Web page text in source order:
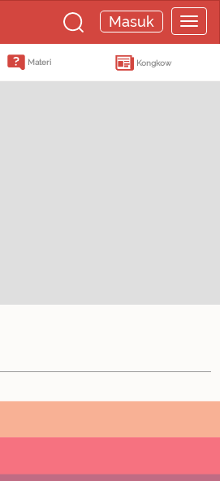
Masuk
Materi Kongkow